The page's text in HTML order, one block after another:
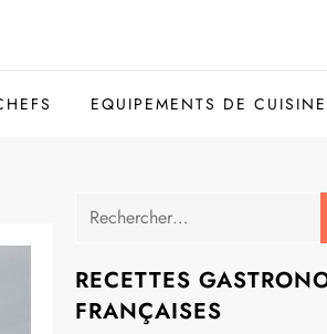
EQUIPEMENTS DE CUISINE
Rechercher :
RECETTES
FRANÇAISES